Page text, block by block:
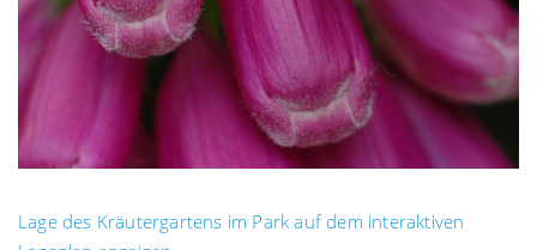
Lage des Kräutergartens im Park auf dem interaktiven